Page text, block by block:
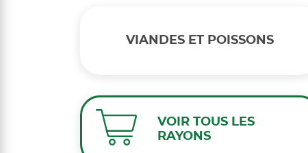
VIANDES ET POISSONS
VOIR TOUS LES
RAYONS